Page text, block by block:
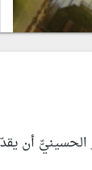
الحسينيّّ